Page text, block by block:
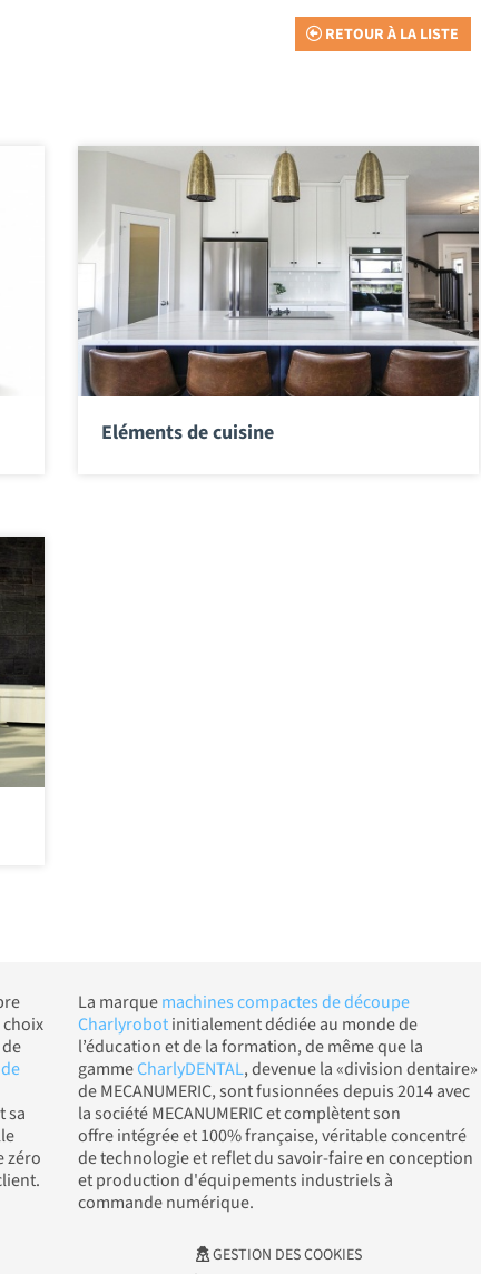
RETOUR À LA LISTE
Eléments de cuisine
sa
zéro
La marquemachines compactes de découpe
Charlyrobotinitialement dédiée au monde de
l’éducation et de la formation, de même que la
gammeCharlyDENTAL, devenue la «division dentaire»
de MECANUMERIC, sont fusionnées depuis 2014 avec
la société MECANUMERIC et complètent son
offre intégrée et 100% française, véritable concentré
de technologie et reflet du savoir-faire en conception
et production d'équipements industriels à
commande numérique.
GESTION DES COOKIES